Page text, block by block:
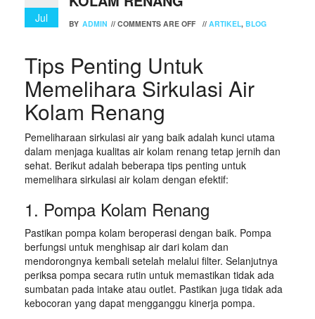
Jul BY ADMIN // COMMENTS ARE OFF // ARTIKEL, BLOG
Tips Penting Untuk
Memelihara Sirkulasi Air
Kolam Renang
Pemeliharaan sirkulasi air yang baik adalah kunci utama
dalam menjaga kualitas air kolam renang tetap jernih dan
sehat. Berikut adalah beberapa tips penting untuk
memelihara sirkulasi air kolam dengan efektif:
1. Pompa Kolam Renang
Pastikan pompa kolam beroperasi dengan baik. Pompa
berfungsi untuk menghisap air dari kolam dan
mendorongnya kembali setelah melalui filter. Selanjutnya
periksa pompa secara rutin untuk memastikan tidak ada
sumbatan pada intake atau outlet. Pastikan juga tidak ada
kebocoran yang dapat mengganggu kinerja pompa.